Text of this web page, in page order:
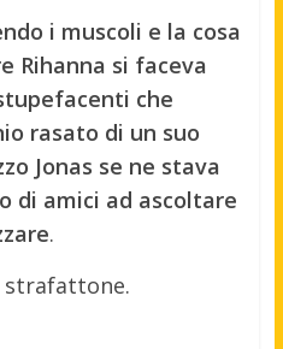
i muscoli e la cosa
Rihanna si faceva
che
rasato di un suo
Jonas se ne stava
di amici ad ascoltare
.
strafattone.